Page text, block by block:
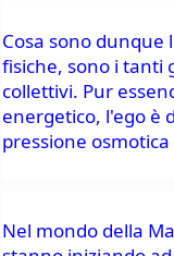
Cosa sono dunque
fisiche, sono i tanti
collettivi. Pur
energetico, l'ego è
pressione
Nel mondo della